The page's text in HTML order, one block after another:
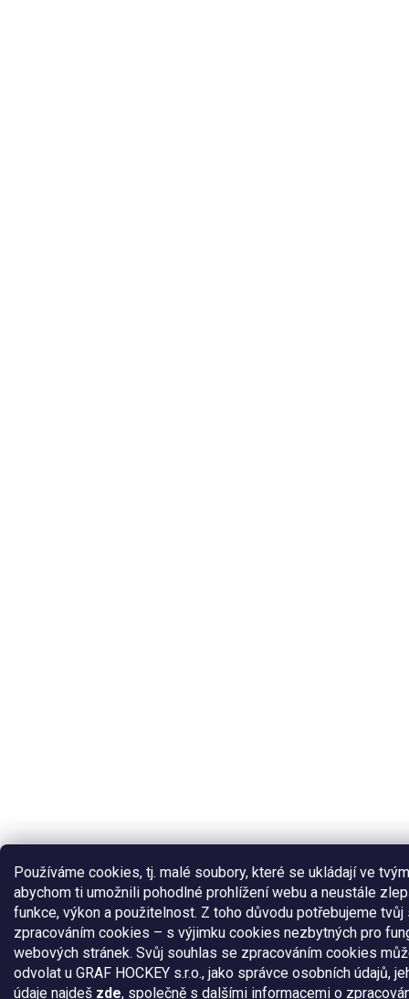
Používáme cookies, tj. malé soubory, které se ukládají ve
abychom ti umožnili pohodlné prohlížení webu a neustále
funkce, výkon a použitelnost. Z toho důvodu potřebujeme
zpracováním cookies – s výjimku cookies nezbytných pro
webových stránek. Svůj souhlas se zpracováním cookies
odvolat u GRAF HOCKEY s.r.o., jako správce osobních údajů,
údaje najdeš zde, společně s dalšími informacemi o